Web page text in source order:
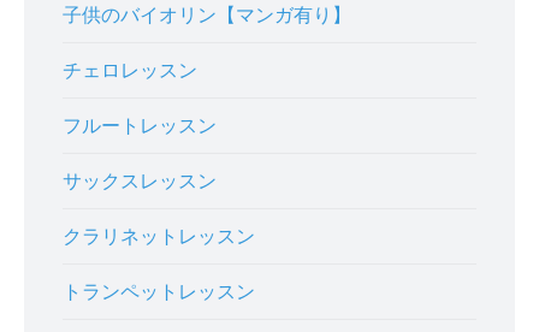
子供のバイオリン【マンガ有り】
チェロレッスン
フルートレッスン
サックスレッスン
クラリネットレッスン
トランペットレッスン